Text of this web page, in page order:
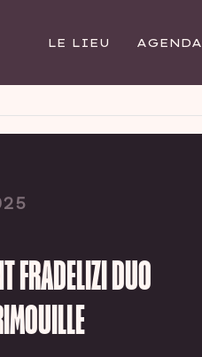
LE LIEU AGENDA
FRADELIZI DUO